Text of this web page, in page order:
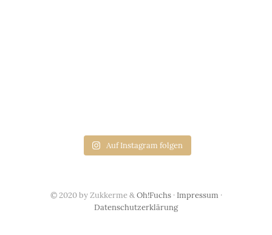
Auf Instagram folgen
© 2020 by Zukkerme &Oh!Fuchs· Impressum ·
Datenschutzerklärung